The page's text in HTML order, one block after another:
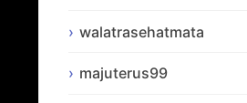
walatrasehatmata
majuterus99